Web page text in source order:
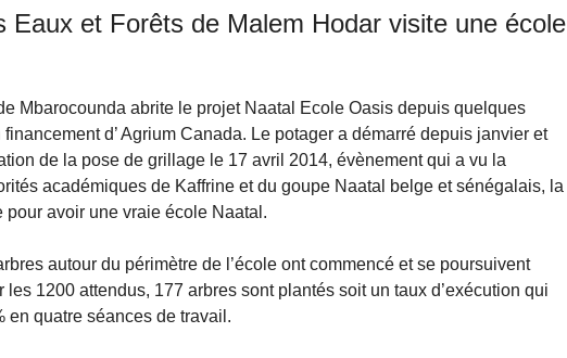
Eaux et Forêts de Malem Hodar visite une école
Mbarocounda abrite le projet Naatal Ecole Oasis depuis quelques
d’ Agrium Canada. Le potager a démarré depuis janvier et
de la pose de grillage le 17 avril 2014, évènement qui a vu la
académiques de Kaffrine et du goupe Naatal belge et sénégalais, la
pour avoir une vraie école Naatal.
autour du périmètre de l’école ont commencé et se poursuivent
les 1200 attendus, 177 arbres sont plantés soit un taux d’exécution qui
en quatre séances de travail.